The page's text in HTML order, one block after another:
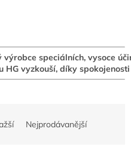
výrobce speciálních, vysoce
HG vyzkouší, díky
Nejprodávanější